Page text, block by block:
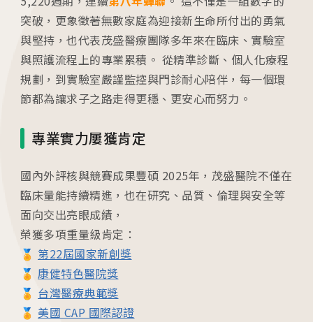
突破，更象徵著無數家庭為迎接新生命所付出的勇氣
與堅持，也代表茂盛醫療團隊多年來在臨床、實驗室
與照護流程上的專業累積。 從精準診斷、個人化療程
規劃，到實驗室嚴謹監控與門診耐心陪伴，每一個環
節都為讓求子之路走得更穩、更安心而努力。
專業實力屢獲肯定
國內外評核與競賽成果豐碩 2025年，茂盛醫院不僅在
臨床量能持續精進，也在研究、品質、倫理與安全等
面向交出亮眼成績，
榮獲多項重量級肯定：
🏅 第22屆國家新創獎
🏅 康健特色醫院獎
🏅 台灣醫療典範獎
🏅 美國 CAP 國際認證